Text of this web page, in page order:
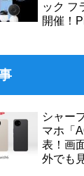
ック フ
開催！
シャー
マホ「
表！画
外でも